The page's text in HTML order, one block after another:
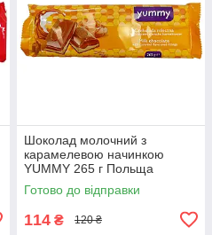
Шоколад молочний з
карамелевою начинкою
YUMMY 265 г Польща
Готово до відправки
114 ₴ 120 ₴